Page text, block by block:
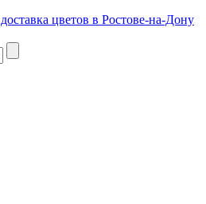
цветов в Ростове-на-Дону